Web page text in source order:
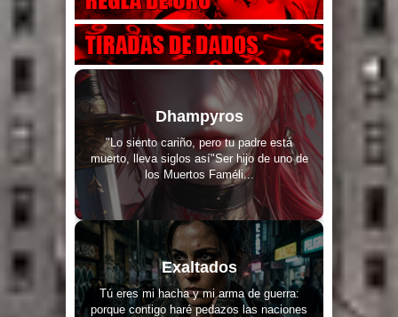
Dhampyros
"Lo siento cariño, pero tu padre está
muerto, lleva siglos así"Ser hijo de uno de
los Muertos Faméli...
Exaltados
Tú eres mi hacha y mi arma de guerra:
porque contigo haré pedazos las naciones